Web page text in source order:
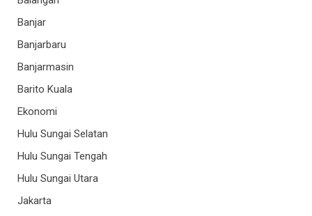
Banjar
Banjarbaru
Banjarmasin
Barito Kuala
Ekonomi
Hulu Sungai Selatan
Hulu Sungai Tengah
Hulu Sungai Utara
Jakarta